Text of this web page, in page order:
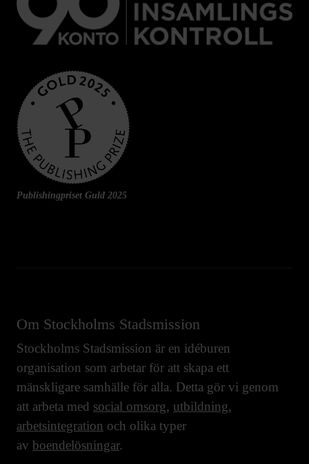
Publishingpriset Guld 2025
Om Stockholms Stadsmission
Stockholms Stadsmission är en idéburen
organisation som arbetar för att skapa ett
mänskligare samhälle för alla. Detta gör vi genom
att arbeta med social omsorg, utbildning,
arbetsintegration och olika typer
av boendelösningar.